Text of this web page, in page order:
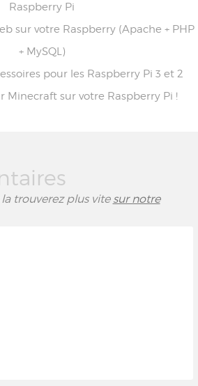
Raspberry Pi
sur votre Raspberry (Apache + PHP
+ MySQL)
pour les Raspberry Pi 3 et 2
Minecraft sur votre Raspberry Pi !
trouverez plus vite sur notre